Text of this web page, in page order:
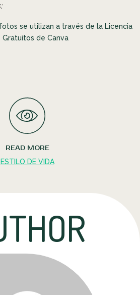
se utilizan a través de la Licencia
Gratuitos de Canva
READ MORE
ESTILO DE VIDA